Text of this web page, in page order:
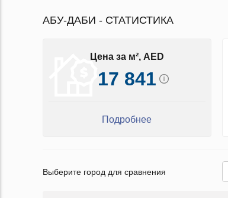
АБУ-ДАБИ - СТАТИСТИКА
Цена за м², AED
17 841
Подробнее
Выберите город для сравнения